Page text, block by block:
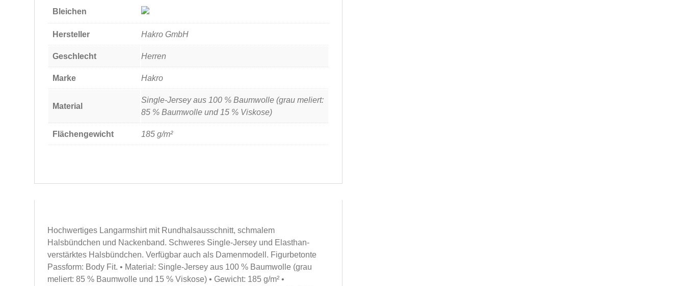
Bleichen
Hersteller Hakro GmbH
Geschlecht Herren
Marke Hakro
Material
Single-Jersey aus 100 % Baumwolle (grau meliert:
85 % Baumwolle und 15 % Viskose)
Flächengewicht 185 g/m²
Hochwertiges Langarmshirt mit Rundhalsausschnitt, schmalem
Halsbündchen und Nackenband. Schweres Single-Jersey und Elasthan-
verstärktes Halsbündchen. Verfügbar auch als Damenmodell. Figurbetonte
Passform: Body Fit. • Material: Single-Jersey aus 100 % Baumwolle (grau
meliert: 85 % Baumwolle und 15 % Viskose) • Gewicht: 185 g/m² •